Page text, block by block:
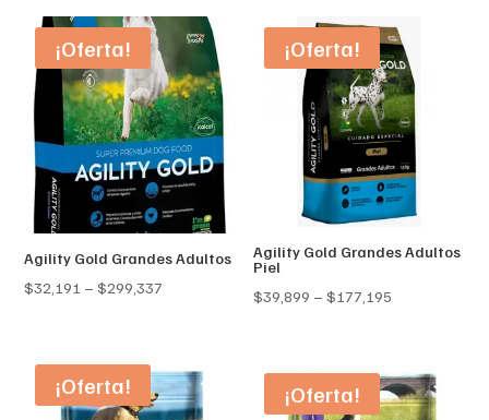
through
$448,843
through
$146,022
¡Oferta!
Agility Gold Grandes Adultos
$32,191 – $299,337
through
$299,337
¡Oferta!
Agility Gold Grandes Adultos
Piel
$39,899 – $177,195
through
$177,195
¡Oferta! ¡Oferta!